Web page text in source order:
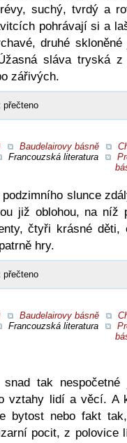
suchý, tvrdý a
pohrávají si a
druhé skloněné
sláva tryská z
zářivých.
přečteno
Baudelairovy básně
Francouzská literatura
slunce
již oblohou, na níž
čtyři krásné děti,
hry.
přečteno
Baudelairovy básně
Francouzská literatura
tak nespočetné
vztahy lidí a věcí. A
bytost nebo fakt
pocit, z polovice